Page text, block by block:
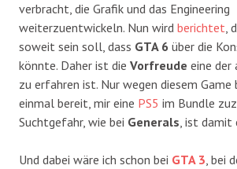
verbracht, die Grafik und das Engineering
weiterzuentwickeln. Nun wird berichtet,
soweit sein soll, dass GTA 6 über die
könnte. Daher ist die Vorfreude eine der
zu erfahren ist. Nur wegen diesem Game
einmal bereit, mir eine PS5 im Bundle
Suchtgefahr, wie bei Generals, ist damit
Und dabei wäre ich schon bei GTA 3, bei